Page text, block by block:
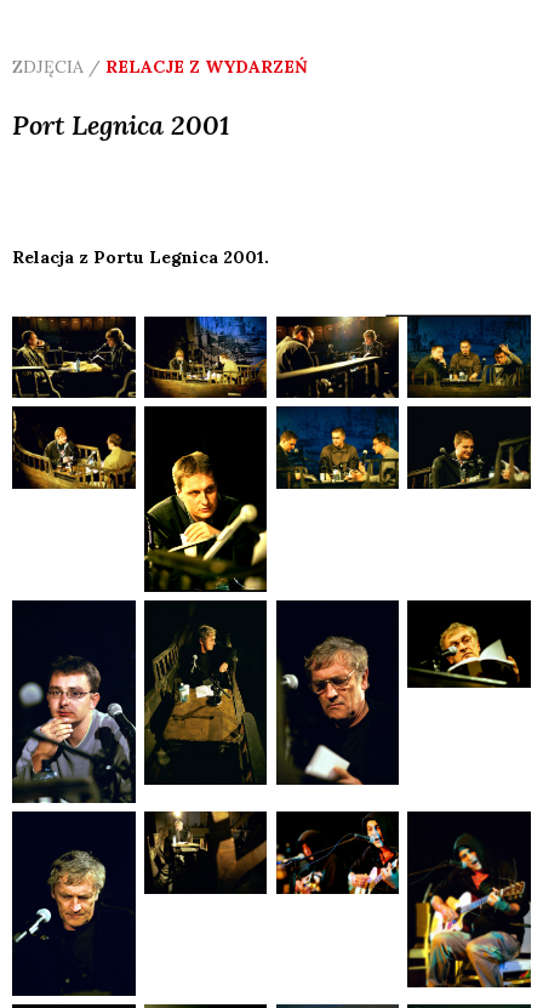
ZDJĘCIA / RELACJE Z WYDARZEŃ
Port Legnica 2001
Relacja z Portu Legnica 2001.